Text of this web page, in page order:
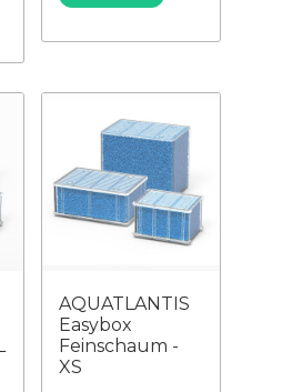
AQUATLANTIS
Easybox
Feinschaum -
XS